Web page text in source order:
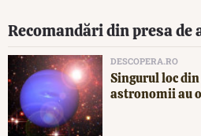
Recomandări din presa de
DESCOPERA.RO
Singurul loc
astronomii au